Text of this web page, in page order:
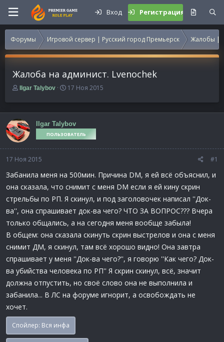
Вход Регистрация
Форумы Игровой сервер | Русский город Премьерск Жалобы |
Жалоба на админист. Lvenochek
А
т
о
р
т
е
м
ы
Ilgar Talybov
Д
т
а
н
а
ч
а
17 Ноя 2015
Ilgar Talybov
ПОЛЬЗОВАТЕЛЬ
17 Ноя 2015 #1
Забанила меня на 500мин. Причина DM, я ей всё объяснил, и
она сказала, что снимит с меня DM если я ей кину скрин
стрельбы по РП. Я скинул, и под заголовочек написал ''Док-
ва'', она спрашивает док-ва чего? ЧТО ЗА ВОПРОС??? Вчера
только общались, а на сегодня меня вообще забыла!
В общем: она сказала скинуть скрин выстрелов и она с меня
снимит ДМ, я скинул, там всё хорошо видно! Она завтра
спрашивает у меня ''Док-ва чего?'', я говорю ''Как чего? Док-
ва убийства человека по РП'' Я скрин скинул, всё, значит
должна отпустить, но своё слово она не выполнила и
забанила... В ЛС на форуме игнорит, а освобождать не
хочет.
Спойлер: Вся инфа